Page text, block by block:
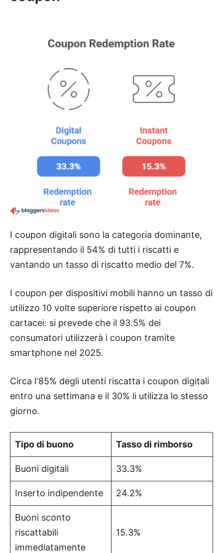
I coupon digitali sono la categoria dominante,
rappresentando il 54% di tutti i riscatti e
vantando un tasso di riscatto medio del 7%.
I coupon per dispositivi mobili hanno un tasso di
utilizzo 10 volte superiore rispetto ai coupon
cartacei: si prevede che il 93.5% dei
consumatori utilizzerà i coupon tramite
smartphone nel 2025.
Circa l'85% degli utenti riscatta i coupon digitali
entro una settimana e il 30% li utilizza lo stesso
giorno.
Tipo di buono Tasso di rimborso
Buoni digitali 33.3%
Inserto indipendente 24.2%
Buoni sconto
riscattabili
immediatamente
15.3%